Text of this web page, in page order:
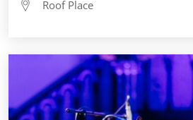
Roof Place